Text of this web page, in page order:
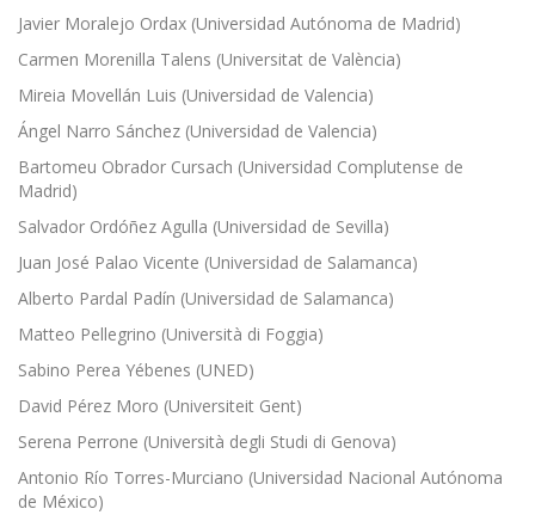
Javier Moralejo Ordax (Universidad Autónoma de Madrid)
Carmen Morenilla Talens (Universitat de València)
Mireia Movellán Luis (Universidad de Valencia)
Ángel Narro Sánchez (Universidad de Valencia)
Bartomeu Obrador Cursach (Universidad Complutense de
Madrid)
Salvador Ordóñez Agulla (Universidad de Sevilla)
Juan José Palao Vicente (Universidad de Salamanca)
Alberto Pardal Padín (Universidad de Salamanca)
Matteo Pellegrino (Università di Foggia)
Sabino Perea Yébenes (UNED)
David Pérez Moro (Universiteit Gent)
Serena Perrone (Università degli Studi di Genova)
Antonio Río Torres-Murciano (Universidad Nacional Autónoma
de México)